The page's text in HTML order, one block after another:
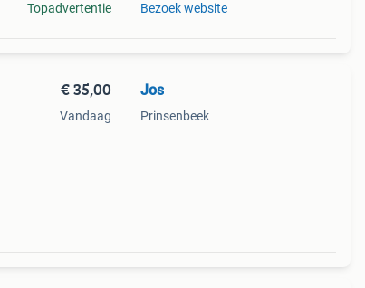
Topadvertentie Bezoek website
€ 35,00
Vandaag
Jos
Prinsenbeek